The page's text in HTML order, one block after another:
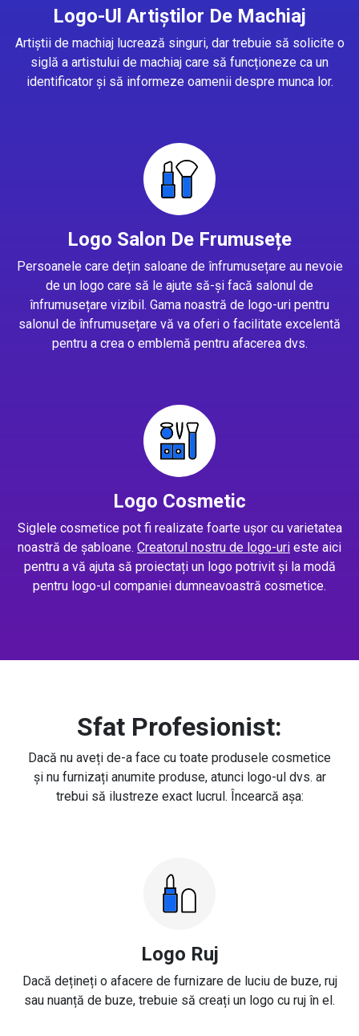
Logo-Ul Artiștilor De Machiaj
Artiștii de machiaj lucrează singuri, dar trebuie să solicite o
siglă a artistului de machiaj care să funcționeze ca un
identificator și să informeze oamenii despre munca lor.
Logo Salon De Frumusețe
Persoanele care dețin saloane de înfrumusețare au nevoie
de un logo care să le ajute să-și facă salonul de
înfrumusețare vizibil. Gama noastră de logo-uri pentru
salonul de înfrumusețare vă va oferi o facilitate excelentă
pentru a crea o emblemă pentru afacerea dvs.
Logo Cosmetic
Siglele cosmetice pot fi realizate foarte ușor cu varietatea
noastră de șabloane. Creatorul nostru de logo-uri este aici
pentru a vă ajuta să proiectați un logo potrivit și la modă
pentru logo-ul companiei dumneavoastră cosmetice.
Sfat Profesionist:
Dacă nu aveți de-a face cu toate produsele cosmetice
și nu furnizați anumite produse, atunci logo-ul dvs. ar
trebui să ilustreze exact lucrul. Încearcă așa:
Logo Ruj
Dacă dețineți o afacere de furnizare de luciu de buze, ruj
sau nuanță de buze, trebuie să creați un logo cu ruj în el.